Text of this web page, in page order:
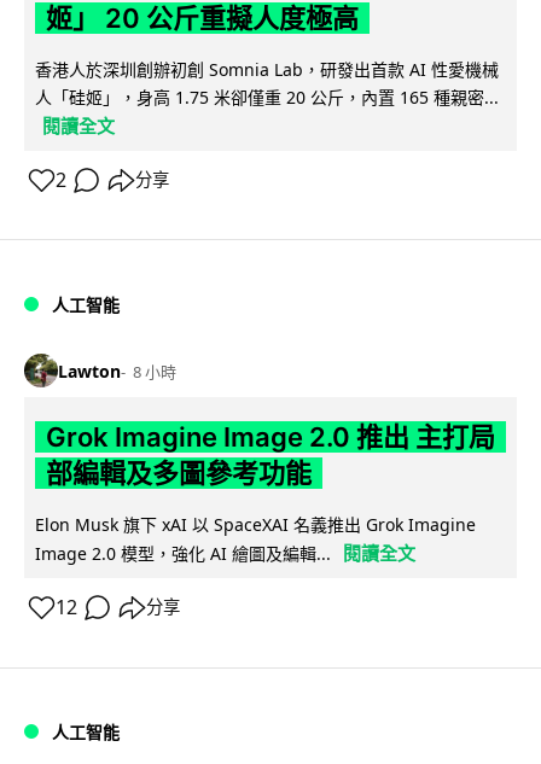
姬」 20 公斤重擬人度極高
香港人於深圳創辦初創 Somnia Lab，研發出首款 AI 性愛機械
人「硅姬」，身高 1.75 米卻僅重 20 公斤，內置 165 種親密...
閱讀全文
2 分享
人工智能
Lawton 8 小時
Grok Imagine Image 2.0 推出 主打局
部編輯及多圖參考功能
Elon Musk 旗下 xAI 以 SpaceXAI 名義推出 Grok Imagine
Image 2.0 模型，強化 AI 繪圖及編輯...
閱讀全文
12 分享
人工智能